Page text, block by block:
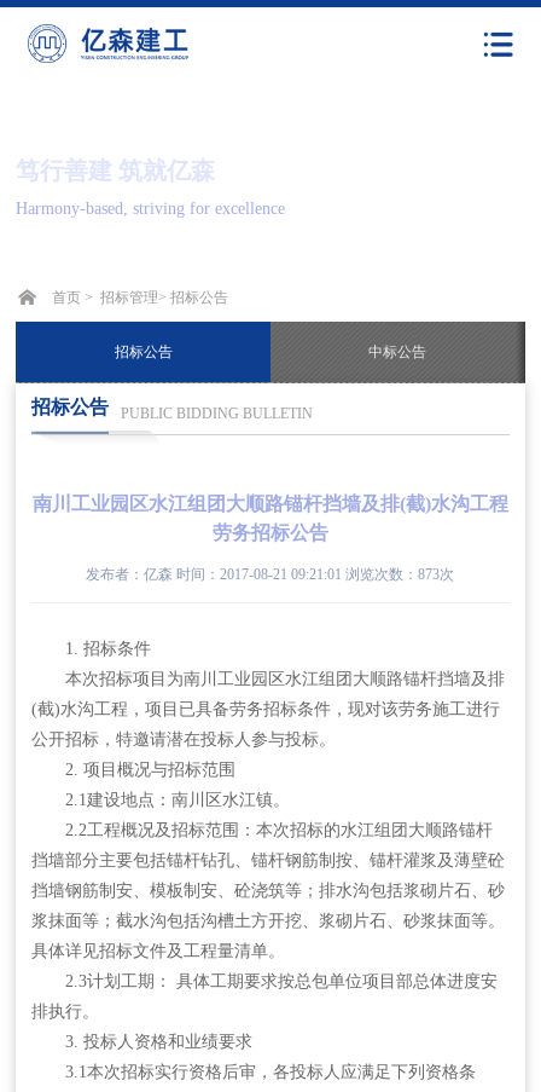
笃行善建 筑就亿森
Harmony-based, striving for excellence
招标公告 中标公告
招标公告 PUBLIC BIDDING BULLETIN
首页 > 招标管理>招标公告
南川工业园区水江组团大顺路锚杆挡墙及排(截)水沟工程
劳务招标公告
发布者：亿森 时间：2017-08-21 09:21:01 浏览次数：873次
1. 招标条件
本次招标项目为南川工业园区水江组团大顺路锚杆挡墙及排
(截)水沟工程，项目已具备劳务招标条件，现对该劳务施工进行
公开招标，特邀请潜在投标人参与投标。
2. 项目概况与招标范围
2.1建设地点：南川区水江镇。
2.2工程概况及招标范围：本次招标的水江组团大顺路锚杆
挡墙部分主要包括锚杆钻孔、锚杆钢筋制按、锚杆灌浆及薄壁砼
挡墙钢筋制安、模板制安、砼浇筑等；排水沟包括浆砌片石、砂
浆抹面等；截水沟包括沟槽土方开挖、浆砌片石、砂浆抹面等。
具体详见招标文件及工程量清单。
2.3计划工期： 具体工期要求按总包单位项目部总体进度安
排执行。
3. 投标人资格和业绩要求
3.1本次招标实行资格后审，各投标人应满足下列资格条